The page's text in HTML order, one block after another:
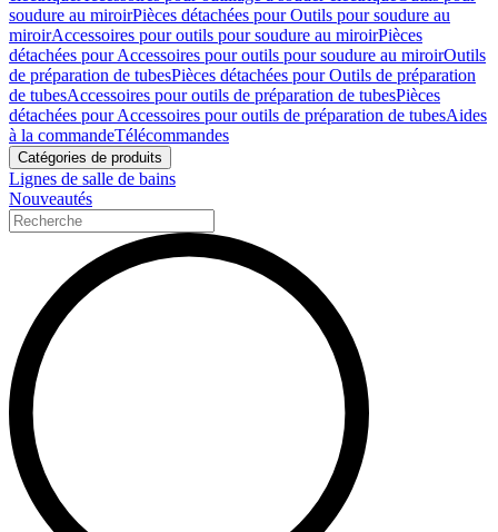
soudure au miroirPièces détachées pour Outils pour soudure au
miroirAccessoires pour outils pour soudure au miroirPièces
détachées pour Accessoires pour outils pour soudure au miroirOutils
de préparation de tubesPièces détachées pour Outils de préparation
de tubesAccessoires pour outils de préparation de tubesPièces
détachées pour Accessoires pour outils de préparation de tubesAides
à la commandeTélécommandes
Catégories de produits
Lignes de salle de bains
Nouveautés